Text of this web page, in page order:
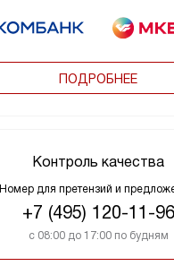
ПОДРОБНЕЕ
Контроль качества
Номер для претензий и
+7 (495) 120-11-96
с 08:00 до 17:00 по будням